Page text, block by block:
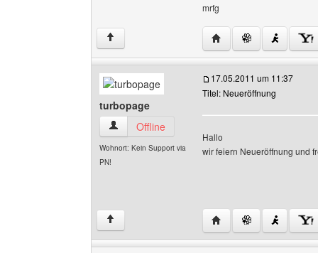
mrfg
↑ Website dieses
turbopage
turbopage Benutzer-Profile anzeigen
Offline
Wohnort: Kein Support via
PN!
17.05.2011 um 11:37
Titel: Neueröffnung
Hallo
wir feiern Neueröffnung und
↑ Website dieses